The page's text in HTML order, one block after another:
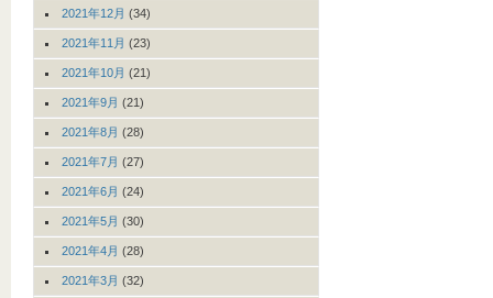
2021年12月 (34)
2021年11月 (23)
2021年10月 (21)
2021年9月 (21)
2021年8月 (28)
2021年7月 (27)
2021年6月 (24)
2021年5月 (30)
2021年4月 (28)
2021年3月 (32)